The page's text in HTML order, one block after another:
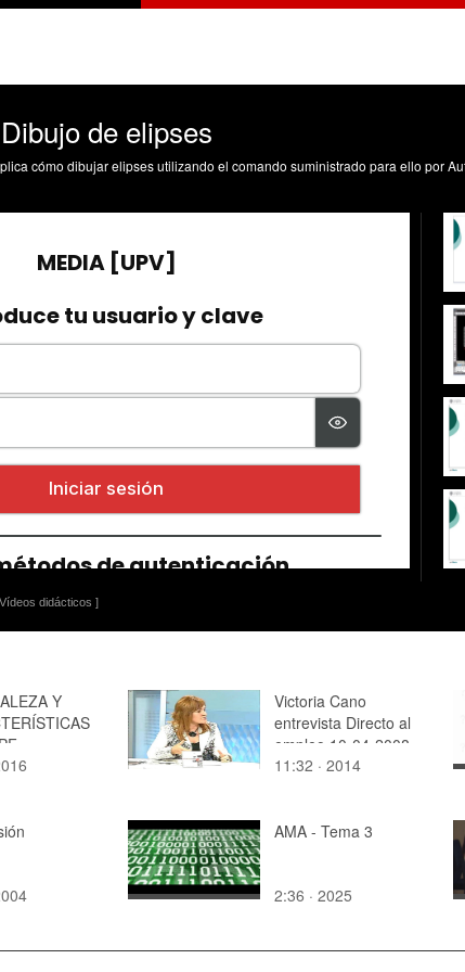
de elipses
didácticos ]
Y
Victoria Cano
entrevista Directo al
empleo 10-04-2008
11:32 · 2014
AMA - Tema 3
2:36 · 2025